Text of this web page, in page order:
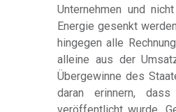
Unternehmen und
Energie gesenkt
hingegen alle
alleine aus der
Übergewinne des
daran erinnern,